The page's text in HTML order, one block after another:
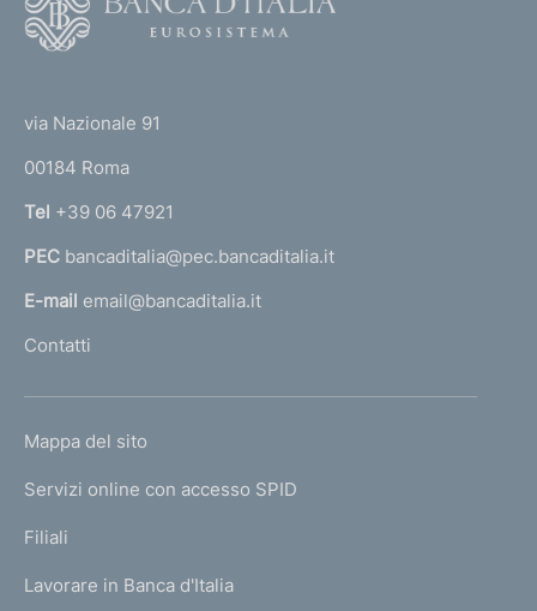
r
n
a
l
'
m
e
a
g
via Nazionale 91
00184 Roma
Tel +39 06 47921
PEC bancaditalia@pec.bancaditalia.it
E-mail email@bancaditalia.it
Contatti
L
N
K
T
Mappa del sito
Servizi online con accesso SPID
Filiali
Lavorare in Banca d'Italia